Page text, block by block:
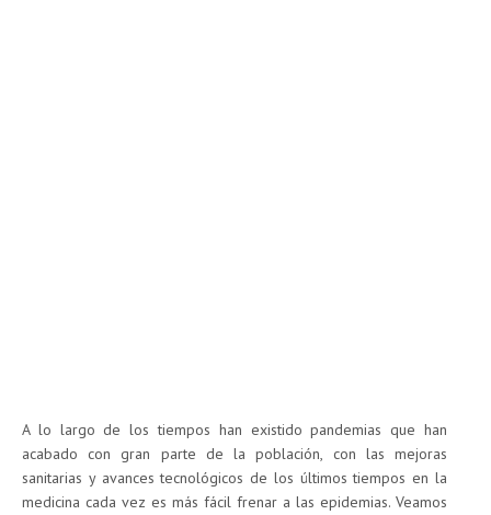
A lo largo de los tiempos han existido pandemias que han
acabado con gran parte de la población, con las mejoras
sanitarias y avances tecnológicos de los últimos tiempos en la
medicina cada vez es más fácil frenar a las epidemias. Veamos